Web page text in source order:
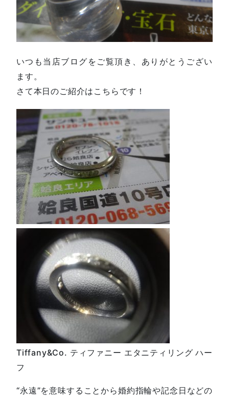
いつも当店ブログをご覧頂き、ありがとうござい
ます。
さて本日のご紹介はこちらです！
Tiffany&Co. ティファニー エタニティリング ハー
フ
“永遠”を意味することから婚約指輪や記念日などの